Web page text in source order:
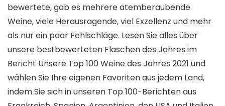
bewertete, gab es mehrere atemberaubende
Weine, viele Herausragende, viel Exzellenz und mehr
als nur ein paar Fehlschläge. Lesen Sie alles über
unsere bestbewerteten Flaschen des Jahres im
Bericht Unsere Top 100 Weine des Jahres 2021 und
wählen Sie Ihre eigenen Favoriten aus jedem Land,
indem Sie sich in unseren Top 100-Berichten aus